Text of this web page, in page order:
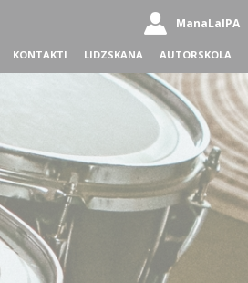
ManaLaIPA
KONTAKTI LIDZSKANA AUTORSKOLA